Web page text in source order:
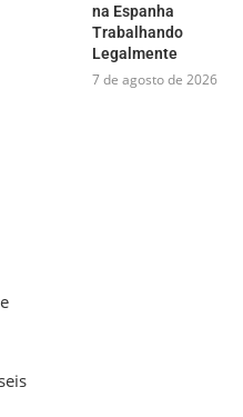
na Espanha
Trabalhando
Legalmente
7 de agosto de 2026